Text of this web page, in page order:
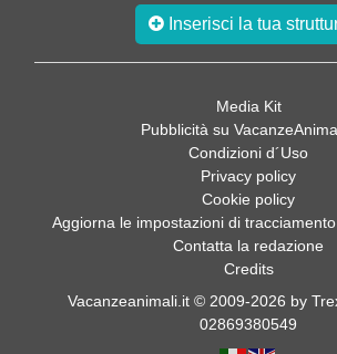
Inserisci la tua
Media Kit
Pubblicità su
Condizioni d´Uso
Privacy policy
Cookie policy
Aggiorna le impostazioni di
Contatta la redazione
Credits
Vacanzeanimali.it © 2009-2026 by
02869380549